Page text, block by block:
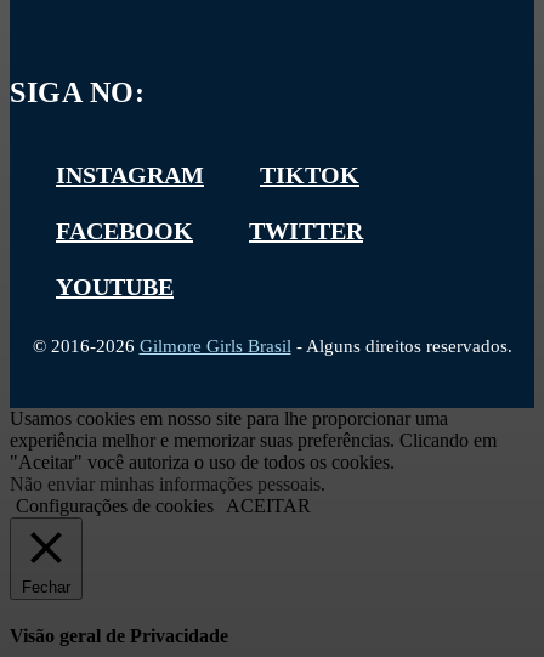
SIGA NO:
INSTAGRAM TIKTOK
FACEBOOK TWITTER
YOUTUBE
© 2016-2026 Gilmore Girls Brasil - Alguns direitos reservados.
Usamos cookies em nosso site para lhe proporcionar uma
experiência melhor e memorizar suas preferências. Clicando em
"Aceitar" você autoriza o uso de todos os cookies.
Não enviar minhas informações pessoais.
Configurações de cookies
ACEITAR
Fechar
Visão geral de Privacidade